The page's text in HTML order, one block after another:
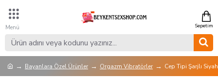
Bayanlara Özel Ürünler Orgazm Vibratörler Cep Tipi Şarjlı